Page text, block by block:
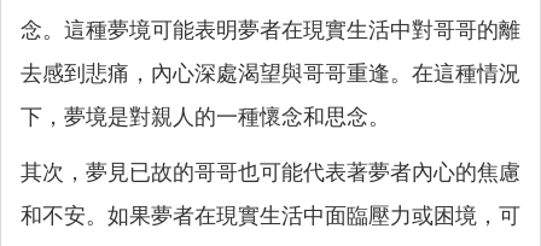
念。這種夢境可能表明夢者在現實生活中對哥哥的離
去感到悲痛，內心深處渴望與哥哥重逢。在這種情況
下，夢境是對親人的一種懷念和思念。
其次，夢見已故的哥哥也可能代表著夢者內心的焦慮
和不安。如果夢者在現實生活中面臨壓力或困境，可